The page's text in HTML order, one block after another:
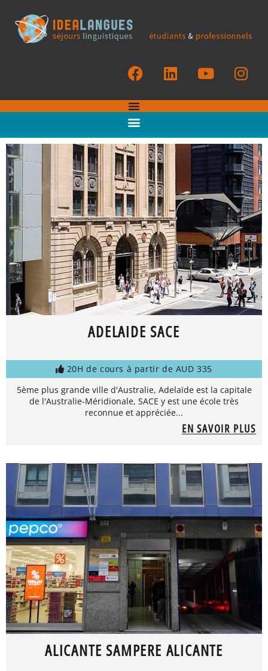
ADELAIDE SACE
20H de cours à partir de AUD 335
5ème plus grande ville d'Australie, Adelaïde est la capitale
de l'Australie-Méridionale, SACE y est une école très
reconnue et appréciée...
EN SAVOIR PLUS
ALICANTE SAMPERE ALICANTE